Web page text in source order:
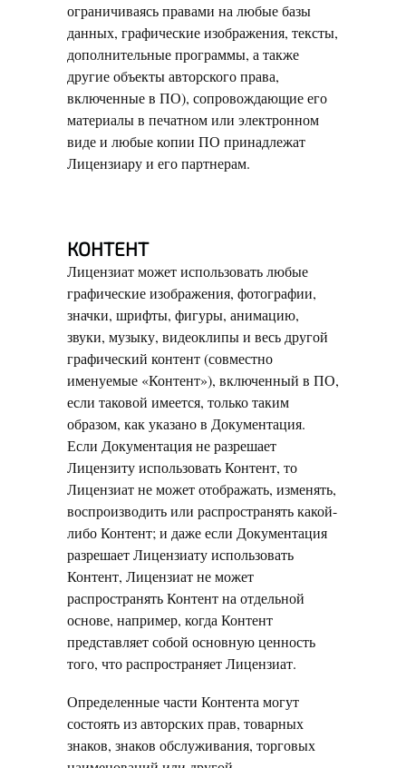
ограничиваясь правами на любые базы
данных, графические изображения, тексты,
дополнительные программы, а также
другие объекты авторского права,
включенные в ПО), сопровождающие его
материалы в печатном или электронном
виде и любые копии ПО принадлежат
Лицензиару и его партнерам.
КОНТЕНТ
Лицензиат может использовать любые
графические изображения, фотографии,
значки, шрифты, фигуры, анимацию,
звуки, музыку, видеоклипы и весь другой
графический контент (совместно
именуемые «Контент»), включенный в ПО,
если таковой имеется, только таким
образом, как указано в Документация.
Если Документация не разрешает
Лицензиту использовать Контент, то
Лицензиат не может отображать, изменять,
воспроизводить или распространять какой-
либо Контент; и даже если Документация
разрешает Лицензиату использовать
Контент, Лицензиат не может
распространять Контент на отдельной
основе, например, когда Контент
представляет собой основную ценность
того, что распространяет Лицензиат.
Определенные части Контента могут
состоять из авторских прав, товарных
знаков, знаков обслуживания, торговых